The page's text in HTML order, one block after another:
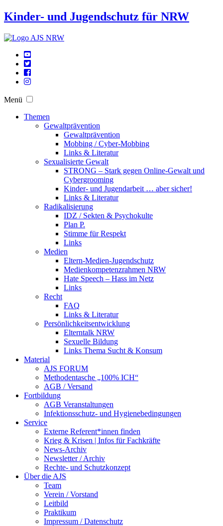
Kinder- und Jugendschutz für NRW
Menü
Themen
Gewaltprävention
Gewaltprävention
Mobbing / Cyber-Mobbing
Links & Literatur
Sexualisierte Gewalt
STRONG – Stark gegen Online-Gewalt und
Cybergrooming
Kinder- und Jugendarbeit … aber sicher!
Links & Literatur
Radikalisierung
IDZ / Sekten & Psychokulte
Plan P.
Stimme für Respekt
Links
Medien
Eltern-Medien-Jugendschutz
Medienkompetenzrahmen NRW
Hate Speech – Hass im Netz
Links
Recht
FAQ
Links & Literatur
Persönlichkeitsentwicklung
Elterntalk NRW
Sexuelle Bildung
Links Thema Sucht & Konsum
Material
AJS FORUM
Methodentasche „100% ICH“
AGB / Versand
Fortbildung
AGB Veranstaltungen
Infektionsschutz- und Hygienebedingungen
Service
Externe Referent*innen finden
Krieg & Krisen | Infos für Fachkräfte
News-Archiv
Newsletter / Archiv
Rechte- und Schutzkonzept
Über die AJS
Team
Verein / Vorstand
Leitbild
Praktikum
Impressum / Datenschutz